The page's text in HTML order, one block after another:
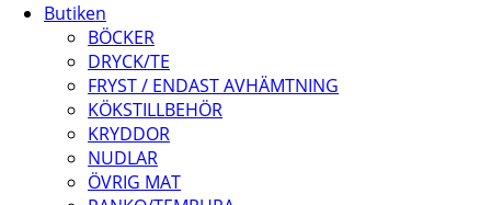
Butiken
BÖCKER
DRYCK/TE
FRYST / ENDAST AVHÄMTNING
KÖKSTILLBEHÖR
KRYDDOR
NUDLAR
ÖVRIG MAT